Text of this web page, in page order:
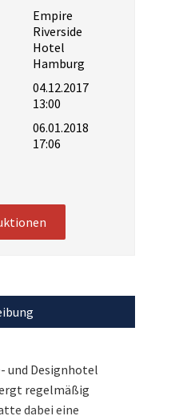
Empire
Riverside
Hotel
Hamburg
04.12.2017
13:00
06.01.2018
17:06
und Designhotel
regelmäßig
dabei eine